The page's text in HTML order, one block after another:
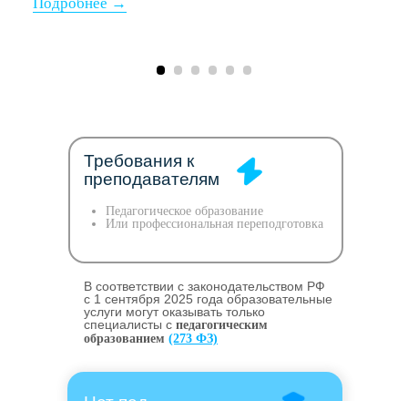
Педагогическое образование
Или профессиональная переподготовка
В соответствии с законодательством РФ
c 1 сентября 2025 года образовательные
услуги могут оказывать только
специалисты с педагогическим
образованием (273 ФЗ)
Требования к
преподавателям